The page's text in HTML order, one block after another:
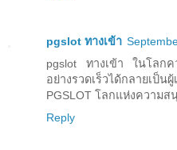
pgslot ทางเข้า
pgslot ทางเข้า ในโลกค
อย่างรวดเร็วได้กลายเป็น
PGSLOT โลกแห่งความ
Reply